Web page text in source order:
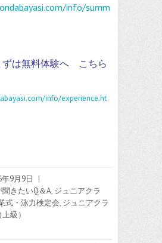
info/summ
ずは無料体験へ こちら
info/experience.ht
年9月9日
|
きたいQ＆A, ジュニアクラ
式・泳力検定会, ジュニアクラ
級）